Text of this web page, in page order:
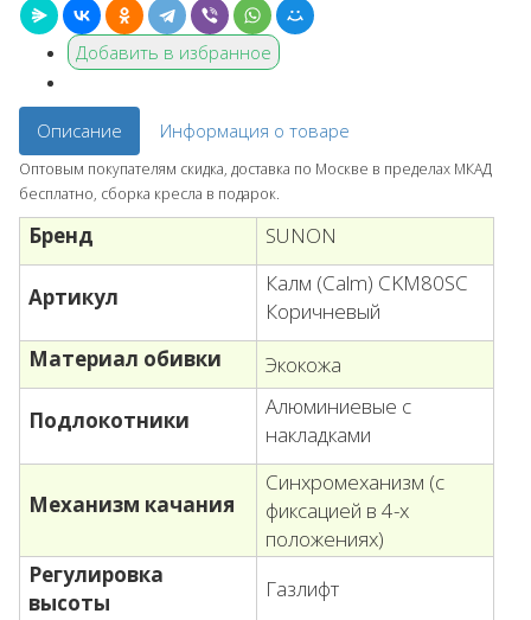
Добавить в избранное
Описание Информация о товаре
Оптовым покупателям скидка, доставка по Москве в пределах МКАД
бесплатно, сборка кресла в подарок.
Бренд SUNON
Артикул
Калм (Calm) CKM80SC
Коричневый
Материал обивки
Экокожа
Подлокотники
Алюминиевые с
накладками
Механизм качания
Синхромеханизм (с
фиксацией в 4-х
положениях)
Регулировка
высоты
Газлифт